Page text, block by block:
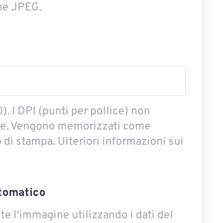
JPEG.
I DPI (punti per pollice) non
Vengono memorizzati come
di stampa. Ulteriori informazioni sui
l'immagine utilizzando i dati del